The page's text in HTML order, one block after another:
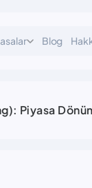
Blog
Piyasa